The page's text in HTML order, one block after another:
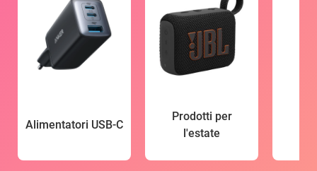
Alimentatori USB-C
Prodotti per
l'estate